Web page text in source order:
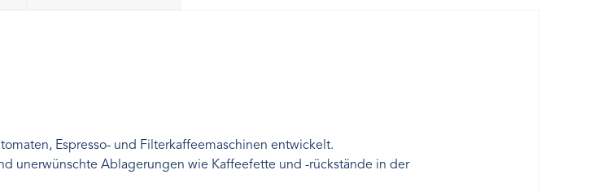
Espresso- und Filterkaffeemaschinen entwickelt.
unerwünschte Ablagerungen wie Kaffeefette und -rückstände in der